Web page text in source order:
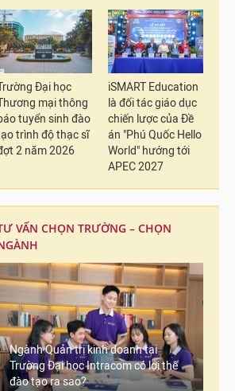
Đại học
mại thông
tuyển sinh đào
trình độ thạc sĩ
2 năm 2026
iSMART Education
là đối tác giáo dục
chiến lược của Đề
án "Phú Quốc Hello
World" hướng tới
APEC 2027
VẤN CHỌN TRƯỜNG – CHỌN
Ngành Quản trị kinh doanh tại
Trường Đại học Intracom có lợi thế
đào tạo ra sao?